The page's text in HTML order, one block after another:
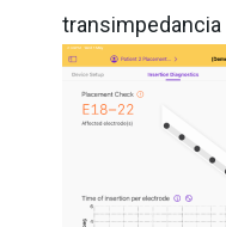
transimpedancia